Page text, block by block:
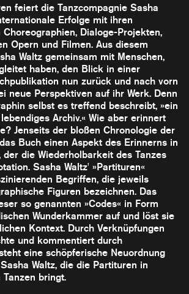
feiert die Tanzcompagnie Sasha
Erfolge mit ihren
Dialoge-Projekten,
Opern und Filmen. Aus diesem
Waltz gemeinsam mit Menschen,
haben, den Blick in einer
nun zurück und nach vorn
neue Perspektiven auf ihr Werk. Denn
selbst es treffend beschreibt, »ein
Archiv.« Wie aber erinnert
Jenseits der bloßen Chronologie der
Buch einen Aspekt des Erinnerns in
der die Wiederholbarkeit des Tanzes
Sasha Waltz' »Partituren«
Begriffen, die jeweils
Figuren bezeichnen. Das
so genannten »Codes« in Form
Wunderkammer auf und löst sie
Kontext. Durch Verknüpfungen
und kommentiert durch
eine schöpferische Neuordnung
Waltz, die die Partituren in
bringt.